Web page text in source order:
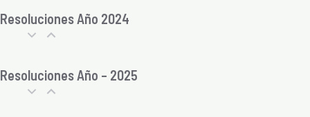
Resoluciones Año 2024
Resoluciones Año – 2025